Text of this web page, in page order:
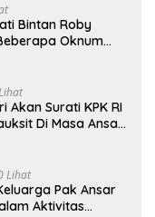
Bintan Roby
Oknum
Akan Surati KPK RI
Di Masa Ansar
Lihat
Pak Ansar
Aktivitas